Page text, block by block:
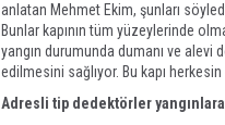
anlatan Mehmet Ekim, şunları
Bunlar kapının tüm yüzeylerinde
yangın durumunda dumanı ve alevi
edilmesini sağlıyor. Bu kapı
Adresli tip dedektörler